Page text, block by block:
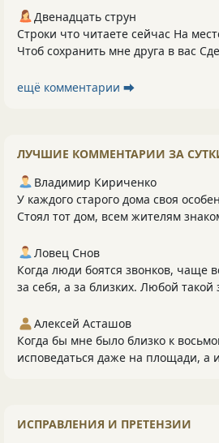
Двенадцать струн
Строки что читаете сейчас На
Чтоб сохранить мне друга в вас
ещё комментарии ⮕
ЛУЧШИЕ КОММЕНТАРИИ ЗА
Владимир Кириченко
У каждого старого дома своя
Стоял тот дом, всем жителям
Ловец Снов
Когда люди боятся звонков, чаще
за себя, а за близких. Любой такой
Алексей Асташов
Когда бы мне было близко к
исповедаться даже на площади, а
ИСПРАВЛЕНИЯ И ПРЕТЕНЗИИ